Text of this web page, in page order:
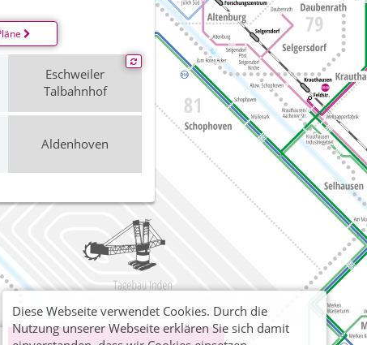
Eschweiler
Talbahnhof
Aldenhoven
Diese Webseite verwendet Cookies. Durch die
Nutzung unserer Webseite erklären Sie sich damit